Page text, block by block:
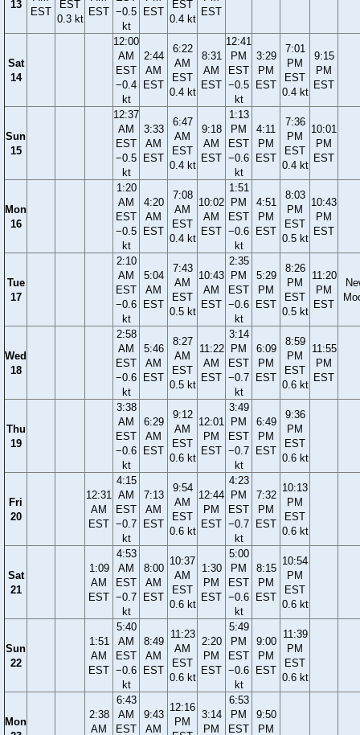
13
EST
EST
0.3 kt
EST −0.5
kt
EST
EST
0.4 kt
EST
Sat
14
12:00
AM
EST
−0.4
kt
2:44
AM
EST
6:22
AM
EST
0.4 kt
8:31
AM
EST
12:41
PM
EST
−0.5
kt
3:29
PM
EST
7:01
PM
EST
0.4 kt
9:15
PM
EST
Sun
15
12:37
AM
EST
−0.5
kt
3:33
AM
EST
6:47
AM
EST
0.4 kt
9:18
AM
EST
1:13
PM
EST
−0.6
kt
4:11
PM
EST
7:36
PM
EST
0.4 kt
10:01
PM
EST
Mon
16
1:20
AM
EST
−0.5
kt
4:20
AM
EST
7:08
AM
EST
0.4 kt
10:02
AM
EST
1:51
PM
EST
−0.6
kt
4:51
PM
EST
8:03
PM
EST
0.5 kt
10:43
PM
EST
Tue
17
2:10
AM
EST
−0.6
kt
5:04
AM
EST
7:43
AM
EST
0.5 kt
10:43
AM
EST
2:35
PM
EST
−0.6
kt
5:29
PM
EST
8:26
PM
EST
0.5 kt
11:20
PM
EST
Wed
18
2:58
AM
EST
−0.6
kt
5:46
AM
EST
8:27
AM
EST
0.5 kt
11:22
AM
EST
3:14
PM
EST
−0.7
kt
6:09
PM
EST
8:59
PM
EST
0.6 kt
11:55
PM
EST
Thu
19
3:38
AM
EST
−0.6
kt
6:29
AM
EST
9:12
AM
EST
0.6 kt
12:01
PM
EST
3:49
PM
EST
−0.7
kt
6:49
PM
EST
9:36
PM
EST
0.6 kt
Fri
20
12:31
AM
EST
4:15
AM
EST
−0.7
kt
7:13
AM
EST
9:54
AM
EST
0.6 kt
12:44
PM
EST
4:23
PM
EST
−0.7
kt
7:32
PM
EST
10:13
PM
EST
0.6 kt
Sat
21
1:09
AM
EST
4:53
AM
EST
−0.7
kt
8:00
AM
EST
10:37
AM
EST
0.6 kt
1:30
PM
EST
5:00
PM
EST
−0.6
kt
8:15
PM
EST
10:54
PM
EST
0.6 kt
Sun
22
1:51
AM
EST
5:40
AM
EST
−0.6
kt
8:49
AM
EST
11:23
AM
EST
0.6 kt
2:20
PM
EST
5:49
PM
EST
−0.6
kt
9:00
PM
EST
11:39
PM
EST
0.6 kt
Mon
2:38
AM
6:43
AM
EST
9:43
AM
12:16
PM
3:14
PM
6:53
PM
EST
9:50
PM